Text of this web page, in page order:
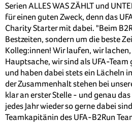
Serien ALLES WAS ZÄHLT und
für einen guten Zweck, denn das
Charity Starter mit dabei. "Beim
Bestzeiten, sondern um die beste
Kolleg:innen! Wir laufen, wir
Hauptsache, wir sind als UFA-
und haben dabei stets ein Lächeln
der Zusammenhalt stehen bei
klar an erster Stelle - und genau
jedes Jahr wieder so gerne dabei
Teamkapitänin des UFA-B2Run